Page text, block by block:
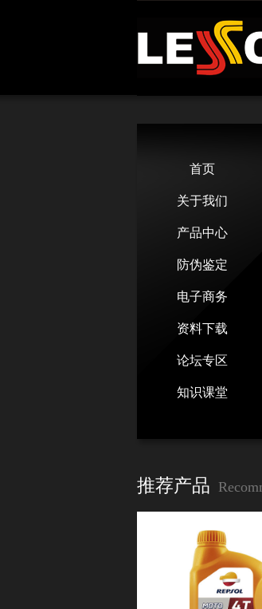
首页
关于我们
产品中心
防伪鉴定
电子商务
资料下载
论坛专区
知识课堂
推荐产品